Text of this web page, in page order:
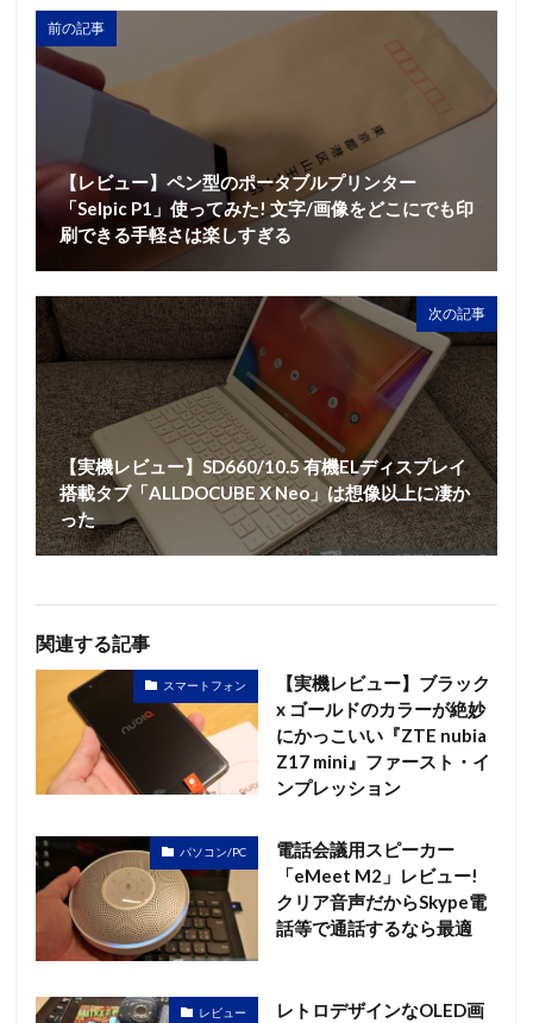
前の記事
【レビュー】ペン型のポータブルプリンター
「Selpic P1」使ってみた! 文字/画像をどこにでも印
刷できる手軽さは楽しすぎる
次の記事
【実機レビュー】SD660/10.5 有機ELディスプレイ
搭載タブ「ALLDOCUBE X Neo」は想像以上に凄か
った
関連する記事
スマートフォン
【実機レビュー】ブラック
x ゴールドのカラーが絶妙
にかっこいい『ZTE nubia
Z17 mini』ファースト・イ
ンプレッション
パソコン/PC
電話会議用スピーカー
「eMeet M2」レビュー!
クリア音声だからSkype電
話等で通話するなら最適
レビュー
レトロデザインなOLED画